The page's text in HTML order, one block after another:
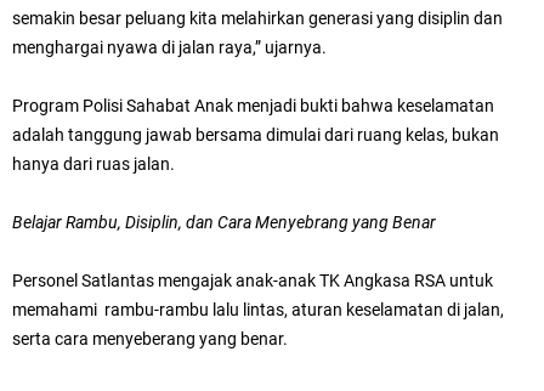
semakin besar peluang kita melahirkan generasi yang disiplin dan
menghargai nyawa di jalan raya,” ujarnya.
Program Polisi Sahabat Anak menjadi bukti bahwa keselamatan
adalah tanggung jawab bersama dimulai dari ruang kelas, bukan
hanya dari ruas jalan.
Belajar Rambu, Disiplin, dan Cara Menyebrang yang Benar
Personel Satlantas mengajak anak-anak TK Angkasa RSA untuk
memahami rambu-rambu lalu lintas, aturan keselamatan di jalan,
serta cara menyeberang yang benar.